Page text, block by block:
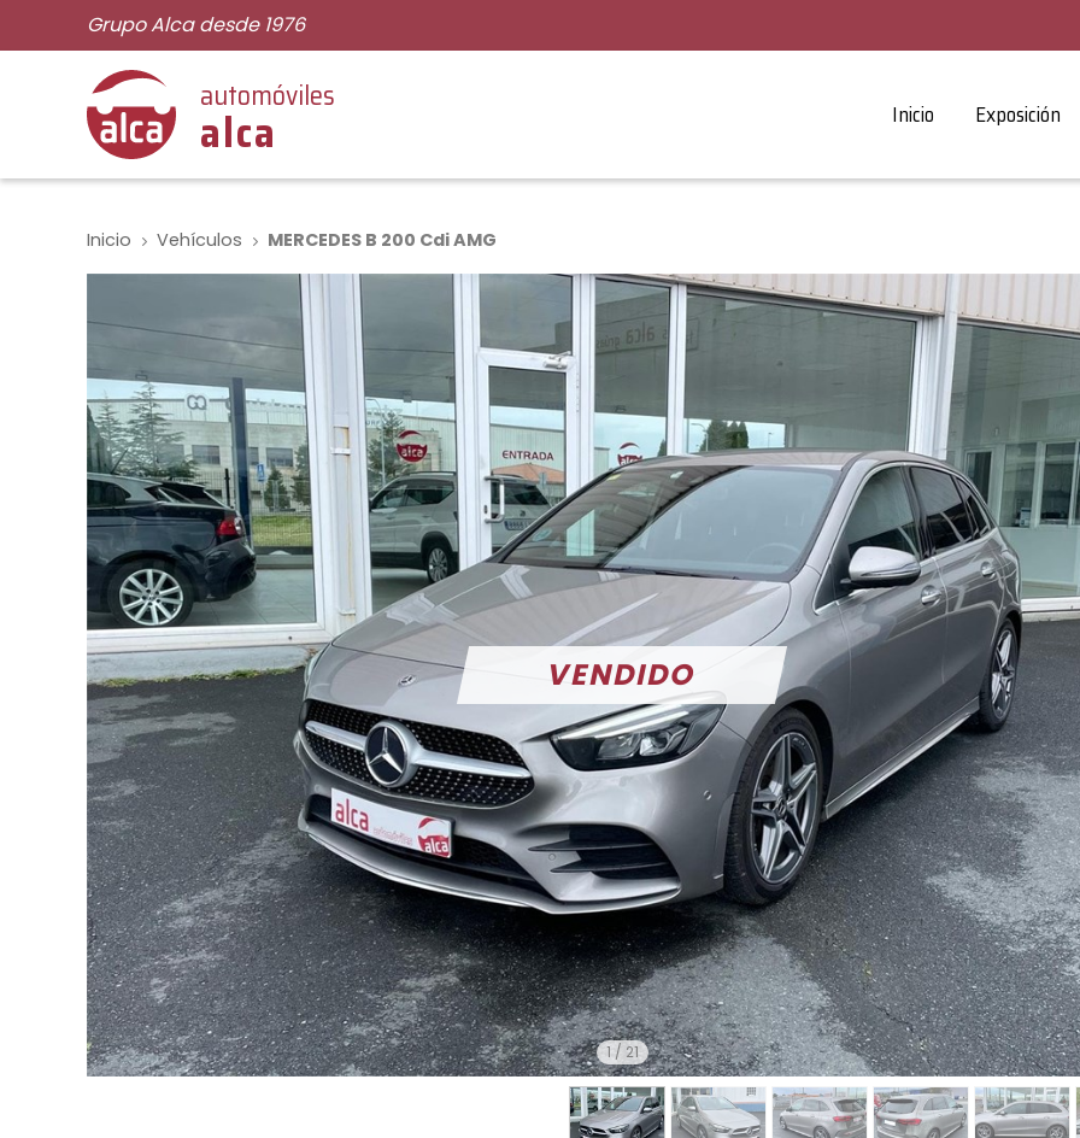
Grupo Alca desde 1976
automóviles
alca Inicio Exposición
Inicio Vehículos MERCEDES B 200 Cdi AMG
1 / 21